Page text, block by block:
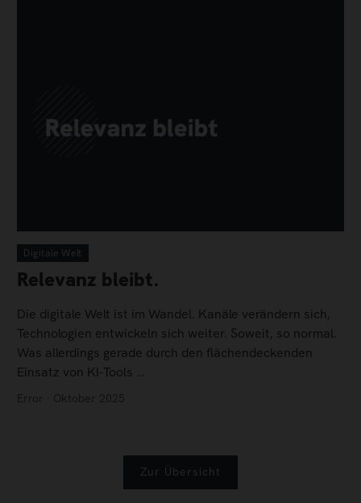
Digitale Welt
Relevanz bleibt.
Die digitale Welt ist im Wandel. Kanäle verändern sich,
Technologien entwickeln sich weiter. Soweit, so normal.
Was allerdings gerade durch den flächendeckenden
Einsatz von KI-Tools …
Zur Übersicht